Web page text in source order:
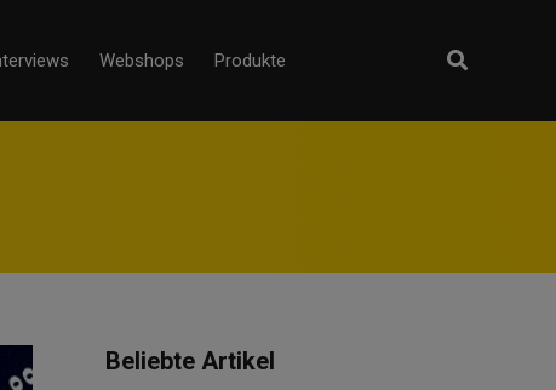
Webshops Produkte
Beliebte Artikel